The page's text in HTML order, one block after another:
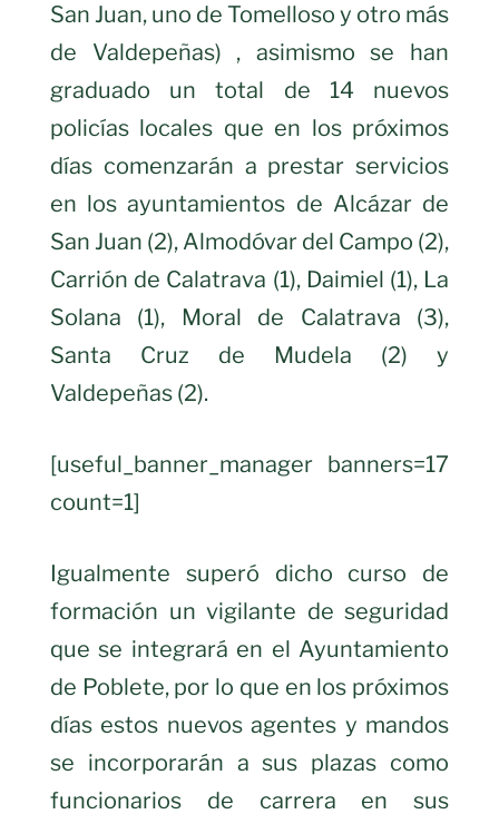
San Juan, uno de Tomelloso y otro más
de Valdepeñas) , asimismo se han
graduado un total de 14 nuevos
policías locales que en los próximos
días comenzarán a prestar servicios
en los ayuntamientos de Alcázar de
San Juan (2), Almodóvar del Campo (2),
Carrión de Calatrava (1), Daimiel (1), La
Solana (1), Moral de Calatrava (3),
Santa Cruz de Mudela (2) y
Valdepeñas (2).
[useful_banner_manager banners=17
count=1]
Igualmente superó dicho curso de
formación un vigilante de seguridad
que se integrará en el Ayuntamiento
de Poblete, por lo que en los próximos
días estos nuevos agentes y mandos
se incorporarán a sus plazas como
funcionarios de carrera en sus